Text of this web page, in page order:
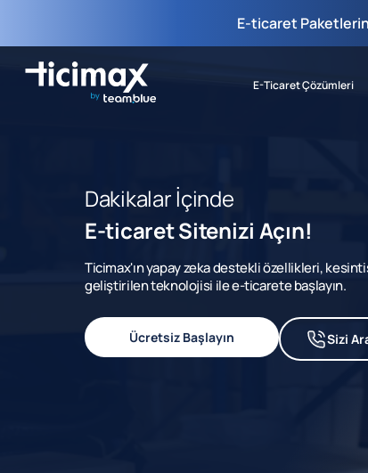
E-ticaret
E-Ticaret Çözümleri
Dakikalar İçinde
E-ticaret Sitenizi Açın!
Ticimax'ın yapay zeka destekli özellikleri,
geliştirilen teknolojisi ile e-ticarete başlayın.
Ücretsiz Başlayın Sizi